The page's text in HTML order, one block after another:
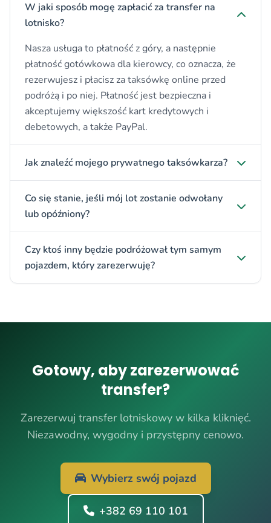
W jaki sposób mogę zapłacić za transfer na
lotnisko?
Nasza usługa to płatność z góry, a następnie
płatność gotówkowa dla kierowcy, co oznacza, że
rezerwujesz i płacisz za taksówkę online przed
podróżą i po niej. Płatność jest bezpieczna i
akceptujemy większość kart kredytowych i
debetowych, a także PayPal.
Jak znaleźć mojego prywatnego taksówkarza?
Co się stanie, jeśli mój lot zostanie odwołany
lub opóźniony?
Czy ktoś inny będzie podróżował tym samym
pojazdem, który zarezerwuję?
Gotowy, aby zarezerwować
transfer?
Zarezerwuj transfer lotniskowy w kilka kliknięć.
Niezawodny, wygodny i przystępny cenowo.
Wybierz swój pojazd
+382 69 110 101